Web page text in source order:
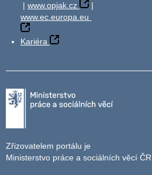
| www.opjak.cz
|
www.ec.europa.eu
Kariéra
Zřizovatelem portálu je
Ministerstvo práce a sociálních věcí ČR